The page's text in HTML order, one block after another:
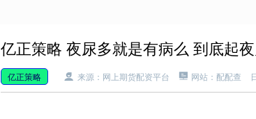
亿正策略 夜尿多就是有病么 到底起
亿正策略 来源：网上期货配资平台 网站：配配查